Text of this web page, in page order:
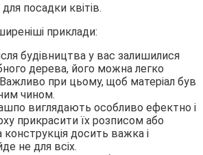
посадки квітів.
приклади:
будівництва у вас залишилися
дерева, його можна легко
при цьому, щоб матеріал був
чином.
виглядають особливо ефектно і
прикрасити їх розписом або
конструкція досить важка і
не для всіх.